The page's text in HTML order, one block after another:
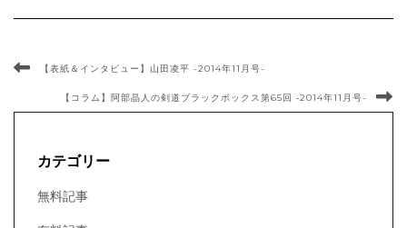
【表紙＆インタビュー】山田凌平 -2014年11月号-
【コラム】阿部晶人の剣道ブラックボックス第65回 ‐2014年11月号-
カテゴリー
無料記事